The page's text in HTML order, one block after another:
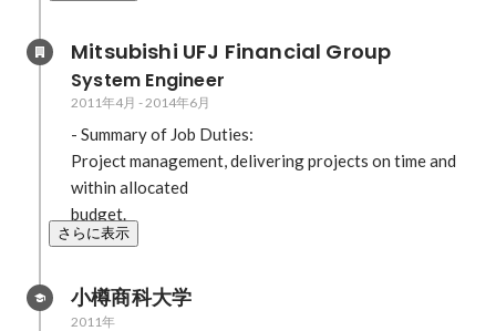
Mitsubishi UFJ Financial Group
System Engineer
2011年4月 -2014年6月
- Summary of Job Duties:
Project management, delivering projects on time and
within allocated
budget.
さらに表示
小樽商科大学
2011年